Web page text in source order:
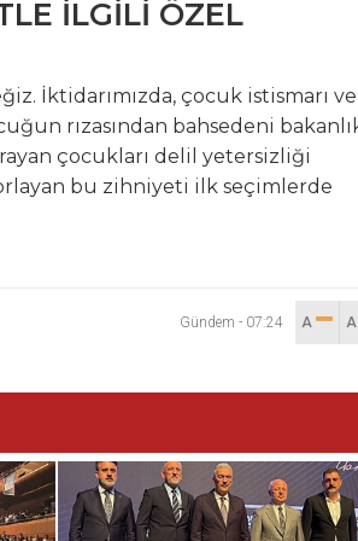
İLGİLİ ÖZEL
İktidarımızda, çocuk istismarı ve
rızasından bahsedeni
çocukları delil yetersizliği
bu zihniyeti ilk seçimlerde
Gündem - 07:24 A
A